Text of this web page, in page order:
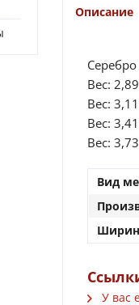
Описание
Вес:
Вес:
Вес:
Вес:
Вид
У вас